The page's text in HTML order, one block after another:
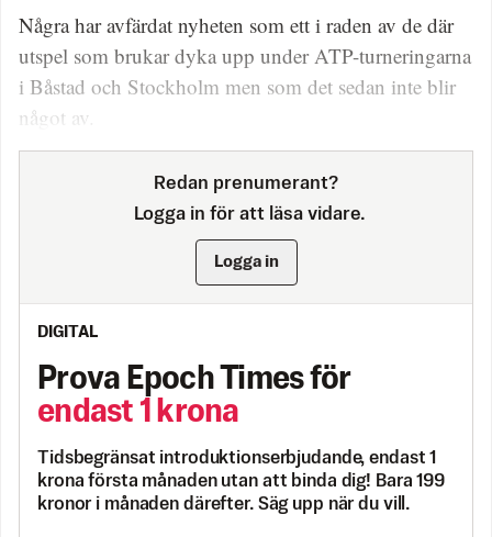
Några har avfärdat nyheten som ett i raden av de där
utspel som brukar dyka upp under ATP-turneringarna
i Båstad och Stockholm men som det sedan inte blir
något av.
Redan prenumerant?
Logga in för att läsa vidare.
Logga in
DIGITAL
Prova Epoch Times för
endast 1 krona
Tidsbegränsat introduktionserbjudande, endast 1
krona första månaden utan att binda dig! Bara 199
kronor i månaden därefter. Säg upp när du vill.